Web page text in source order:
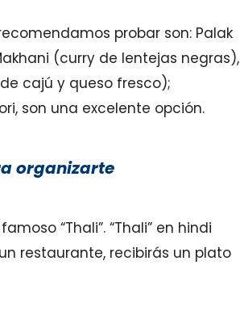
probar son: Palak
(curry de lentejas negras),
cajú y queso fresco);
son una excelente opción.
organizarte
“Thali”. “Thali” en hindi
restaurante, recibirás un plato